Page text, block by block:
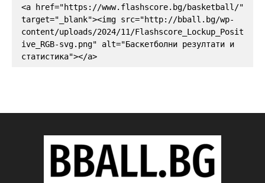
<a href="https://www.flashscore.bg/basketball/"
target="_blank"><img src="http://bball.bg/wp-
content/uploads/2024/11/Flashscore_Lockup_Posit
ive_RGB-svg.png" alt="Баскетболни резултати и
статистика"></a>